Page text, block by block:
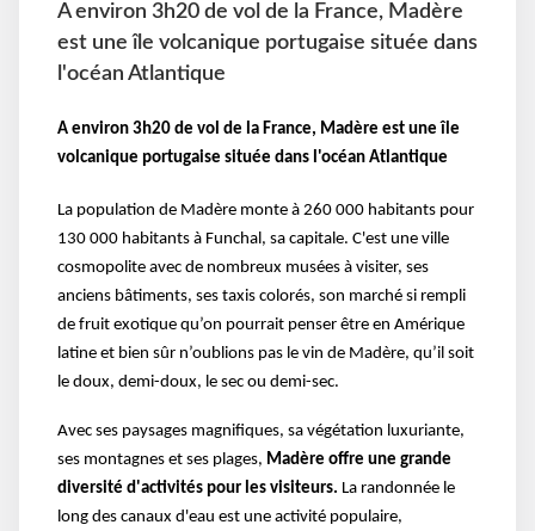
A environ 3h20 de vol de la France, Madère
est une île volcanique portugaise située dans
l'océan Atlantique
A environ 3h20 de vol de la France, Madère est une île
volcanique portugaise située dans l'océan Atlantique
La population de Madère monte à 260 000 habitants pour
130 000 habitants à Funchal, sa capitale. C'est une ville
cosmopolite avec de nombreux musées à visiter, ses
anciens bâtiments, ses taxis colorés, son marché si rempli
de fruit exotique qu’on pourrait penser être en Amérique
latine et bien sûr n’oublions pas le vin de Madère, qu’il soit
le doux, demi-doux, le sec ou demi-sec.
Avec ses paysages magnifiques, sa végétation luxuriante,
ses montagnes et ses plages, Madère offre une grande
diversité d'activités pour les visiteurs. La randonnée le
long des canaux d'eau est une activité populaire,